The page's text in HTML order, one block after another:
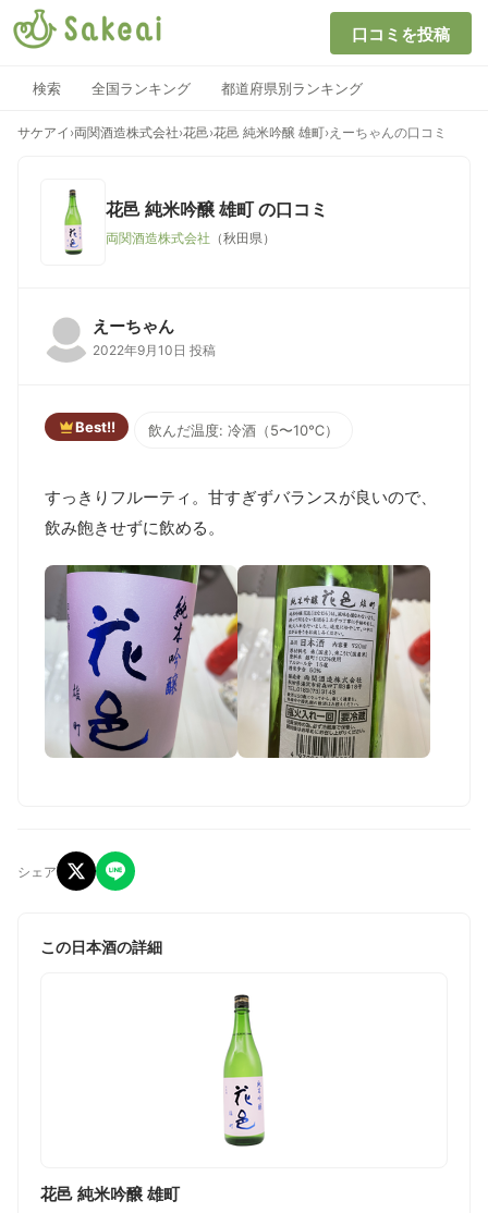
口コミを投稿
検索 全国ランキング 都道府県別ランキング
サケアイ ›両関酒造株式会社›花邑›花邑 純米吟醸 雄町›えーちゃんの口コミ
花邑 純米吟醸 雄町の口コミ
両関酒造株式会社 （秋田県）
えーちゃん
2022年9月10日 投稿
Best!! 飲んだ温度: 冷酒（5〜10℃）
すっきりフルーティ。甘すぎずバランスが良いので、
飲み飽きせずに飲める。
シェア
この日本酒の詳細
花邑 純米吟醸 雄町